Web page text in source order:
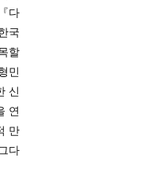
다
국
할
민
신
연
만
다